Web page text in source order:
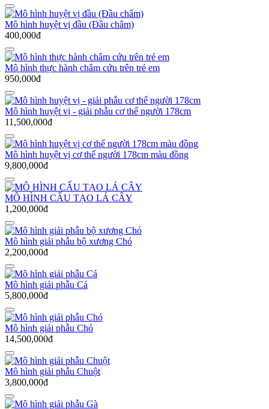
Mô hình huyệt vị đầu (Đầu châm)
400,000đ
Mô hình thực hành châm cứu trên trẻ em
950,000đ
Mô hình huyệt vị - giải phẫu cơ thể người 178cm
11,500,000đ
Mô hình huyệt vị cơ thể người 178cm màu đồng
9,800,000đ
MÔ HÌNH CẤU TẠO LÁ CÂY
1,200,000đ
Mô hình giải phẫu bộ xương Chó
2,200,000đ
Mô hình giải phẫu Cá
5,800,000đ
Mô hình giải phẫu Chó
14,500,000đ
Mô hình giải phẫu Chuột
3,800,000đ